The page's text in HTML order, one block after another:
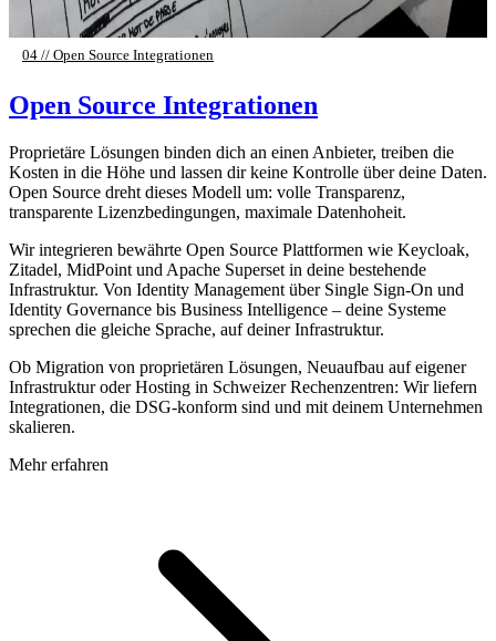
04 // Open Source Integrationen
Open Source Integrationen
Proprietäre Lösungen binden dich an einen Anbieter, treiben die
Kosten in die Höhe und lassen dir keine Kontrolle über deine Daten.
Open Source dreht dieses Modell um: volle Transparenz,
transparente Lizenzbedingungen, maximale Datenhoheit.
Wir integrieren bewährte Open Source Plattformen wie Keycloak,
Zitadel, MidPoint und Apache Superset in deine bestehende
Infrastruktur. Von Identity Management über Single Sign-On und
Identity Governance bis Business Intelligence – deine Systeme
sprechen die gleiche Sprache, auf deiner Infrastruktur.
Ob Migration von proprietären Lösungen, Neuaufbau auf eigener
Infrastruktur oder Hosting in Schweizer Rechenzentren: Wir liefern
Integrationen, die DSG-konform sind und mit deinem Unternehmen
skalieren.
Mehr erfahren